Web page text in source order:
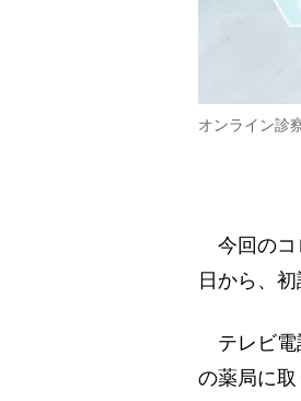
オンライン診
今回のコ
日から、
テレビ電
の薬局に